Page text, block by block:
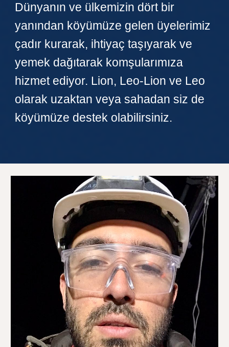
Dünyanın ve ülkemizin dört bir
yanından köyümüze gelen üyelerimiz
çadır kurarak, ihtiyaç taşıyarak ve
yemek dağıtarak komşularımıza
hizmet ediyor. Lion, Leo-Lion ve Leo
olarak uzaktan veya sahadan siz de
köyümüze destek olabilirsiniz.